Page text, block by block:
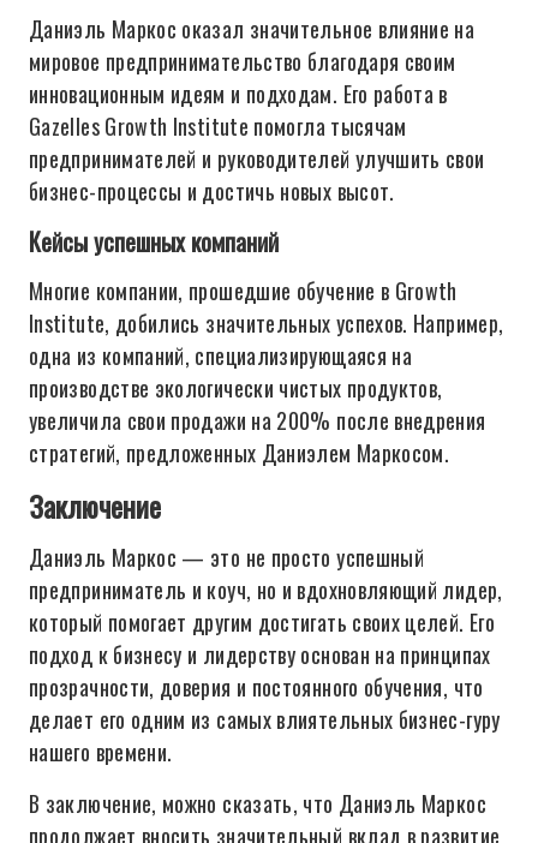
Даниэль Маркос оказал значительное влияние на
мировое предпринимательство благодаря своим
инновационным идеям и подходам. Его работа в
Gazelles Growth Institute помогла тысячам
предпринимателей и руководителей улучшить свои
бизнес-процессы и достичь новых высот.
Кейсы успешных компаний
Многие компании, прошедшие обучение в Growth
Institute, добились значительных успехов. Например,
одна из компаний, специализирующаяся на
производстве экологически чистых продуктов,
увеличила свои продажи на 200% после внедрения
стратегий, предложенных Даниэлем Маркосом.
Заключение
Даниэль Маркос — это не просто успешный
предприниматель и коуч, но и вдохновляющий лидер,
который помогает другим достигать своих целей. Его
подход к бизнесу и лидерству основан на принципах
прозрачности, доверия и постоянного обучения, что
делает его одним из самых влиятельных бизнес-гуру
нашего времени.
В заключение, можно сказать, что Даниэль Маркос
продолжает вносить значительный вклад в развитие